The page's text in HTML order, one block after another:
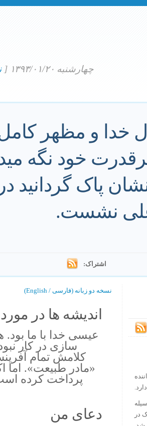
چهارشنبه ۱۳۹۳/۰۱/۲۰ [
خدا و مظهر
پرقدرت خود نگه
پاک گردانید
نشست.
اشتراک:
نسخه دو زبانه (فارسی / English)
اندیشه ها در
عیسی خدا با ما بود.
سازی در کار
کلامش تمام
«مادر طبیعت». اما
پرداخت کرده است
دعای من
نفر خواننده
دارد.
خود را در سال ۱۹۹۸ بوسیله
در